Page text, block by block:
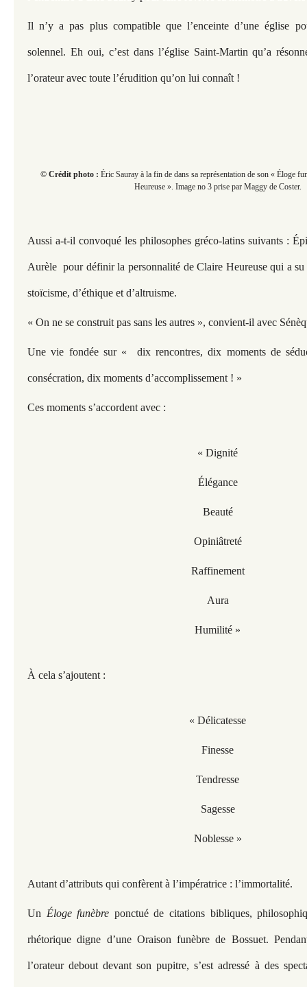
Il n’y a pas plus compatible que l’enceinte d’une église
solennel. Eh oui, c’est dans l’église Saint-Martin qu’a
l’orateur avec toute l’érudition qu’on lui connaît !
© Crédit photo : Éric Sauray à la fin de dans sa représentation de son « Éloge
Heureuse ». Image no 3 prise par Maggy de Coster.
Aussi a-t-il convoqué les philosophes gréco-latins suivants :
Aurèle pour définir la personnalité de Claire Heureuse qui a
stoïcisme, d’éthique et d’altruisme.
« On ne se construit pas sans les autres », convient-il avec
Une vie fondée sur « dix rencontres, dix moments de
consécration, dix moments d’accomplissement ! »
Ces moments s’accordent avec :
« Dignité
Élégance
Beauté
Opiniâtreté
Raffinement
Aura
Humilité »
À cela s’ajoutent :
« Délicatesse
Finesse
Tendresse
Sagesse
Noblesse »
Autant d’attributs qui confèrent à l’impératrice : l’immortalité.
Un Éloge funèbre ponctué de citations bibliques,
rhétorique digne d’une Oraison funèbre de Bossuet.
l’orateur debout devant son pupitre, s’est adressé à des